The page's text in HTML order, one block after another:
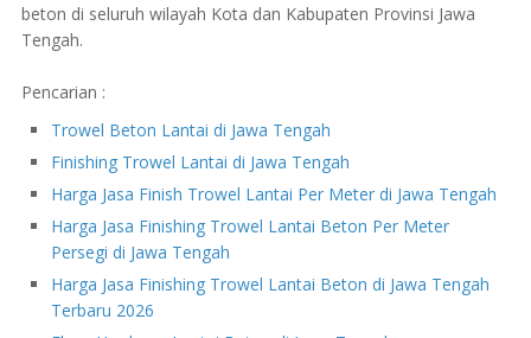
beton di seluruh wilayah Kota dan Kabupaten Provinsi Jawa
Tengah.
Pencarian :
Trowel Beton Lantai di Jawa Tengah
Finishing Trowel Lantai di Jawa Tengah
Harga Jasa Finish Trowel Lantai Per Meter di Jawa Tengah
Harga Jasa Finishing Trowel Lantai Beton Per Meter
Persegi di Jawa Tengah
Harga Jasa Finishing Trowel Lantai Beton di Jawa Tengah
Terbaru 2026